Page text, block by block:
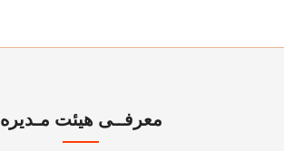
معرفــی هیئت مـدیره